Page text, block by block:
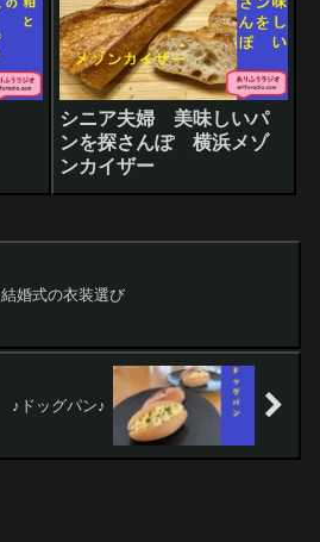
シニア夫婦 美味しいパ
ンを探さんぽ 横浜メゾ
ンカイザー
結婚式の衣装選び
♪ドッグパン♪